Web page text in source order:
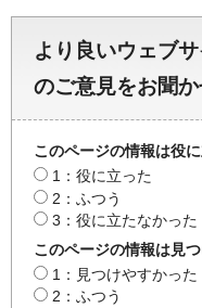
より良いウェブ
のご意見をお聞
このページの情報は役
1：役に立った
2：ふつう
3：役に立たなかった
このページの情報は見
1：見つけやすかった
2：ふつう